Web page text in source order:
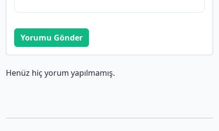
Yorumu Gönder
Henüz hiç yorum yapılmamış.